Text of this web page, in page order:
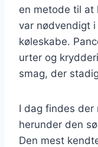
en metode til at
var nødvendigt
køleskabe.
urter og
smag, der
I dag findes der
herunder den
Den mest